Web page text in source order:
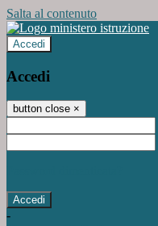
Salta al contenuto
Accedi
Accedi
button close ×
-